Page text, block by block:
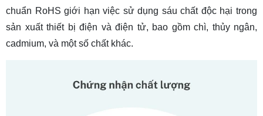
chuẩn RoHS giới hạn việc sử dụng sáu chất độc hại trong
sản xuất thiết bị điện và điện tử, bao gồm chì, thủy ngân,
cadmium, và một số chất khác.